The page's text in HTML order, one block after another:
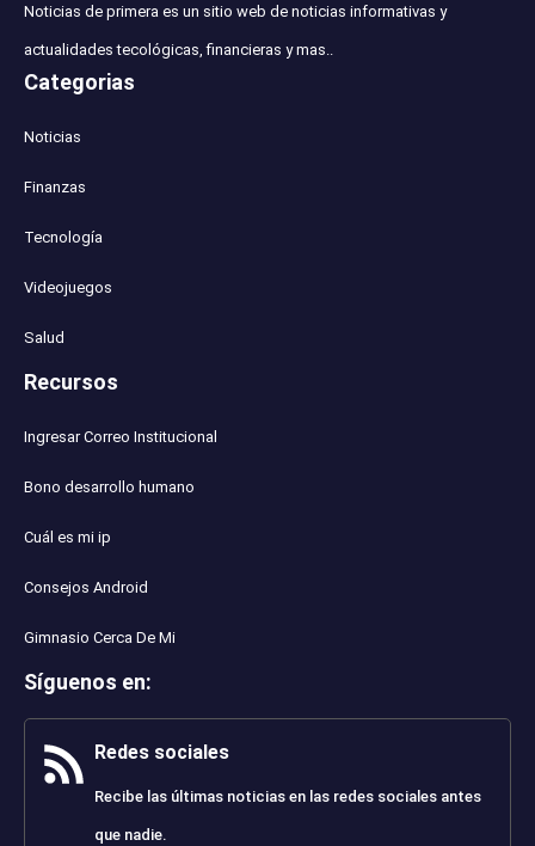
Noticias de primera es un sitio web de noticias informativas y
actualidades tecológicas, financieras y mas..
Categorias
Noticias
Finanzas
Tecnología
Videojuegos
Salud
Recursos
Ingresar Correo Institucional
Bono desarrollo humano
Cuál es mi ip
Consejos Android
Gimnasio Cerca De Mi
Síguenos en:
Redes sociales
Recibe las últimas noticias en las redes sociales antes
que nadie.